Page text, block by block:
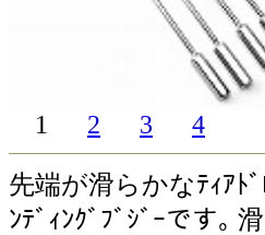
1 2 3 4
先端が滑らかなﾃｨｱﾄ
ﾝﾃﾞｨﾝｸﾞﾌﾞｼﾞｰです｡